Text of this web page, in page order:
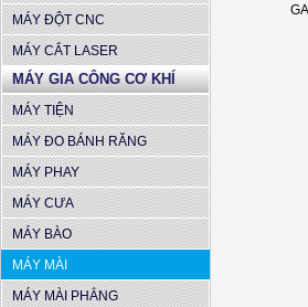
MÁY ĐỘT CNC
MÁY CẮT LASER
MÁY GIA CÔNG CƠ KHÍ
MÁY TIỆN
MÁY ĐO BÁNH RĂNG
MÁY PHAY
MÁY CƯA
MÁY BÀO
MÁY MÀI
MÁY MÀI PHẲNG